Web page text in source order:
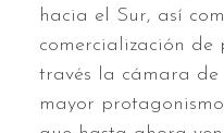
hacia el Sur, así
comercialización de
través la cámara de
mayor